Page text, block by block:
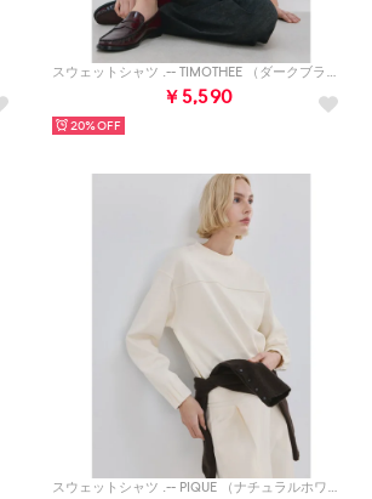
スウェットシャツ .-- TIMOTHEE （ダークブラウン）
￥5,590
20%
スウェットシャツ .-- PIQUE （ナチュラルホワイト）